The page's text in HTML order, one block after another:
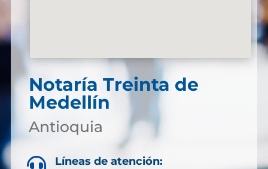
Notaría Treinta de
Medellín
Antioquia
Líneas de atención: